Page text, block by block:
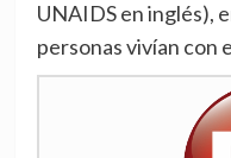
UNAIDS en inglés),
personas vivían con